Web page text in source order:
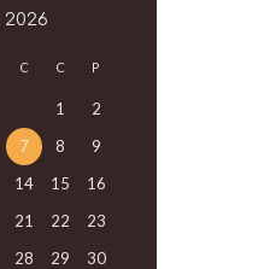
2026
C C P
1
2
7 8
9
14 15
16
21 22
23
28 29
30